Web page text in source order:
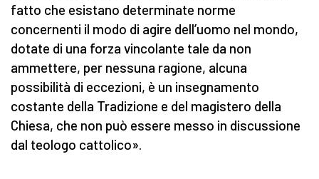
fatto che esistano determinate norme
concernenti il modo di agire dell’uomo nel mondo,
dotate di una forza vincolante tale da non
ammettere, per nessuna ragione, alcuna
possibilità di eccezioni, è un insegnamento
costante della Tradizione e del magistero della
Chiesa, che non può essere messo in discussione
dal teologo cattolico».